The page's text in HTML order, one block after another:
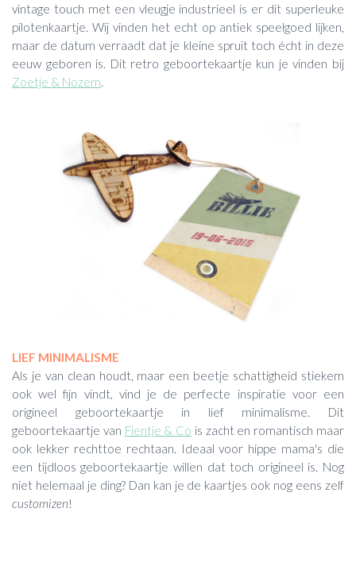
vintage touch met een vleugje industrieel is er dit superleuke
pilotenkaartje. Wij vinden het echt op antiek speelgoed lijken,
maar de datum verraadt dat je kleine spruit toch écht in deze
eeuw geboren is. Dit retro geboortekaartje kun je vinden bij
Zoetje & Nozem.
LIEF MINIMALISME
Als je van clean houdt, maar een beetje schattigheid stiekem
ook wel fijn vindt, vind je de perfecte inspiratie voor een
origineel geboortekaartje in lief minimalisme. Dit
geboortekaartje van Fientje & Co is zacht en romantisch maar
ook lekker rechttoe rechtaan. Ideaal voor hippe mama's die
een tijdloos geboortekaartje willen dat toch origineel is. Nog
niet helemaal je ding? Dan kan je de kaartjes ook nog eens zelf
customizen!